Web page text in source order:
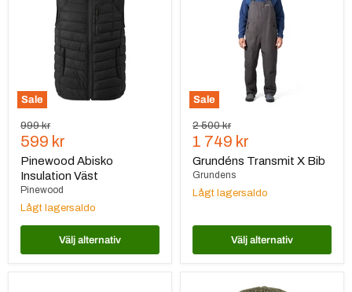
Sale
Ursprungspris
999 kr
Nuvarande
pris
599 kr
Pinewood Abisko
Insulation Väst
Pinewood
Lågt lagersaldo
Välj alternativ
Sale
Ursprungspris
2 500 kr
Nuvarande
pris
1 749 kr
Grundéns Transmit X Bib
Grundens
Lågt lagersaldo
Välj alternativ